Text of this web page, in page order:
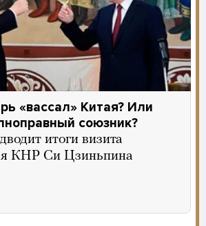
«вассал» Китая? Или
союзник?
итоги визита
КНР Си Цзиньпина